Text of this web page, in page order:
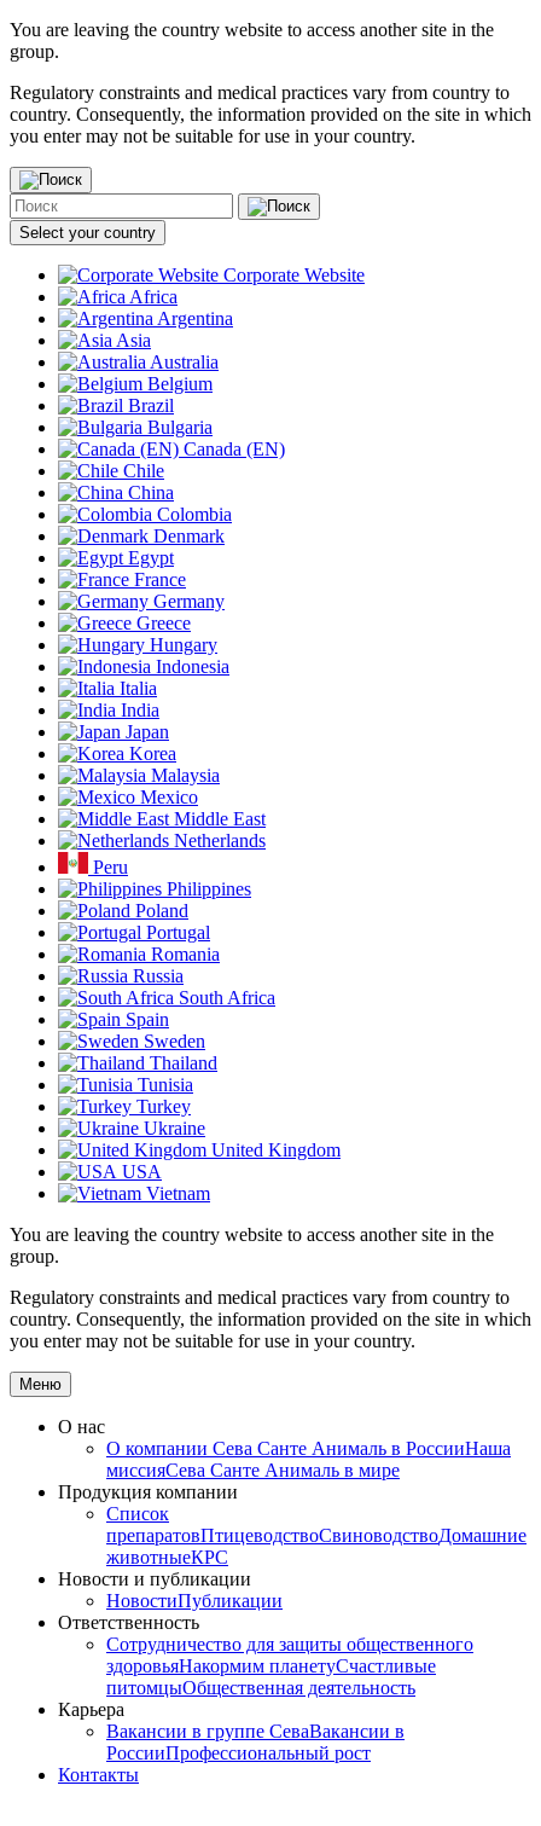
You are leaving the country website to access another site in the
group.
Regulatory constraints and medical practices vary from country to
country. Consequently, the information provided on the site in which
you enter may not be suitable for use in your country.
Select your country
Corporate Website
Africa
Argentina
Asia
Australia
Belgium
Brazil
Bulgaria
Canada (EN)
Chile
China
Colombia
Denmark
Egypt
France
Germany
Greece
Hungary
Indonesia
Italia
India
Japan
Korea
Malaysia
Mexico
Middle East
Netherlands
Peru
Philippines
Poland
Portugal
Romania
Russia
South Africa
Spain
Sweden
Thailand
Tunisia
Turkey
Ukraine
United Kingdom
USA
Vietnam
You are leaving the country website to access another site in the
group.
Regulatory constraints and medical practices vary from country to
country. Consequently, the information provided on the site in which
you enter may not be suitable for use in your country.
Меню
О нас
О компании Сева Санте Анималь в РоссииНаша
миссияСева Санте Анималь в мире
Продукция компании
Список
препаратовПтицеводствоСвиноводствоДомашние
животныеКРС
Новости и публикации
НовостиПубликации
Ответственность
Сотрудничество для защиты общественного
здоровьяНакормим планетуСчастливые
питомцыОбщественная деятельность
Карьера
Вакансии в группе СеваВакансии в
РоссииПрофессиональный рост
Контакты